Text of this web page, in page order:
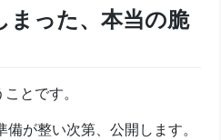
まった、本当の脆
とです。
が整い次第、公開します。